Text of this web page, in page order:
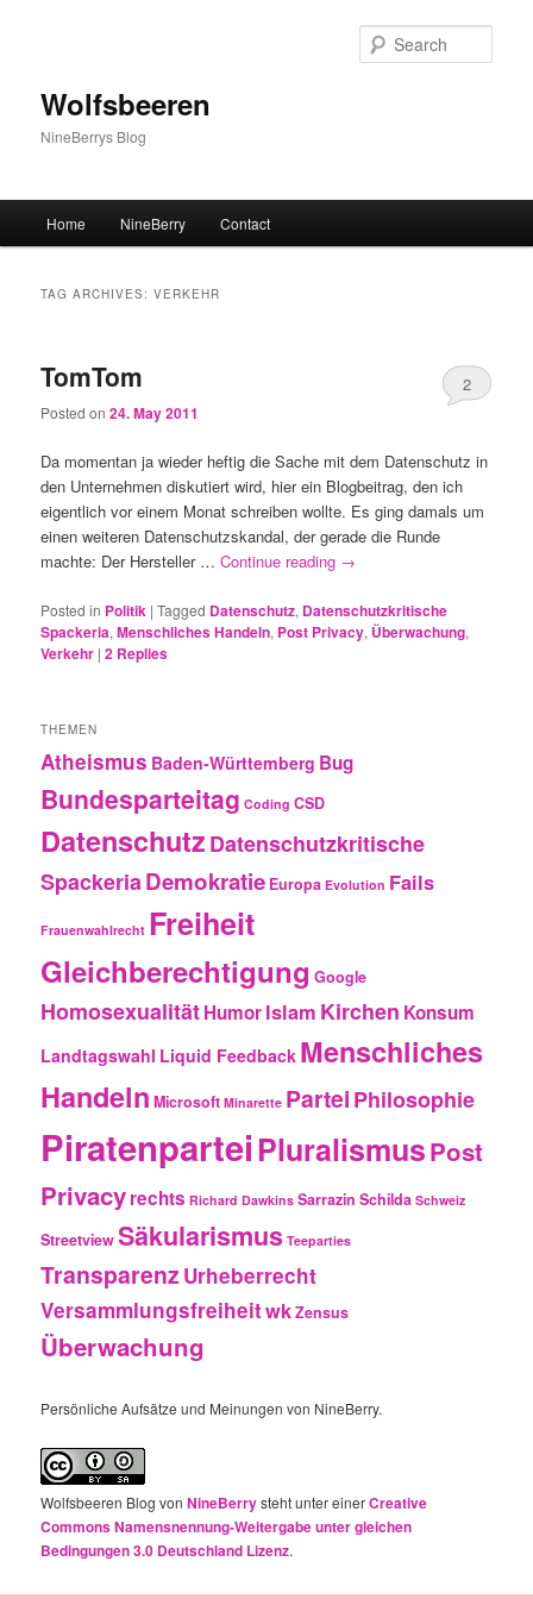
Wolfsbeeren
NineBerrys Blog
Skip to primary content
Skip to secondary content
Home NineBerry Contact
TAG ARCHIVES:VERKEHR
TomTom
Posted on24. May 2011
2
Da momentan ja wieder heftig die Sache mit dem Datenschutz in
den Unternehmen diskutiert wird, hier ein Blogbeitrag, den ich
eigentlich vor einem Monat schreiben wollte. Es ging damals um
einen weiteren Datenschutzskandal, der gerade die Runde
machte: Der Hersteller …Continue reading →
Posted in Politik |Tagged Datenschutz, Datenschutzkritische
Spackeria,Menschliches Handeln, Post Privacy, Überwachung,
Verkehr |2 Replies
THEMEN
Atheismus Baden-Württemberg Bug
Bundesparteitag Coding CSD
DatenschutzDatenschutzkritische
SpackeriaDemokratie Europa Evolution Fails
Frauenwahlrecht Freiheit
Gleichberechtigung Google
HomosexualitätHumorIslam Kirchen Konsum
Landtagswahl Liquid Feedback Menschliches
Handeln Microsoft Minarette ParteiPhilosophie
PiratenparteiPluralismusPost
Privacyrechts Richard Dawkins Sarrazin Schilda Schweiz
StreetviewSäkularismus Teeparties
Transparenz Urheberrecht
VersammlungsfreiheitwkZensus
Überwachung
Persönliche Aufsätze und Meinungen von NineBerry.
Wolfsbeeren Blog vonNineBerrysteht unter einerCreative
Commons Namensnennung-Weitergabe unter gleichen
Bedingungen 3.0 Deutschland Lizenz.